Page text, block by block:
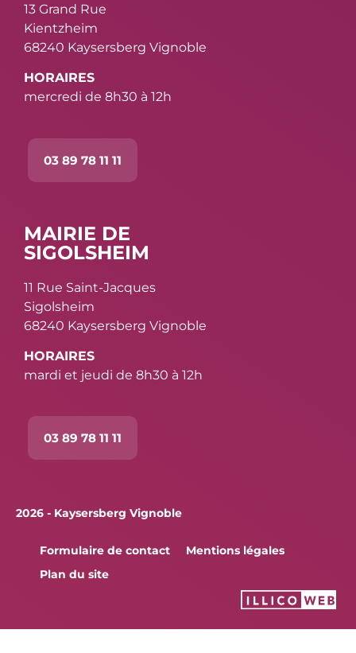
13 Grand Rue
Kientzheim
68240 Kaysersberg Vignoble
HORAIRES
mercredi de 8h30 à 12h
03 89 78 11 11
MAIRIE DE
SIGOLSHEIM
11 Rue Saint-Jacques
Sigolsheim
68240 Kaysersberg Vignoble
HORAIRES
mardi et jeudi de 8h30 à 12h
03 89 78 11 11
2026 - Kaysersberg Vignoble
Formulaire de contact
Mentions légales
Plan du site